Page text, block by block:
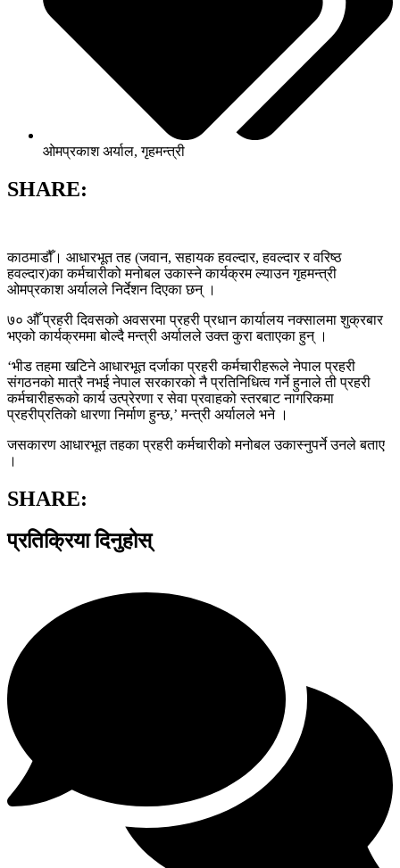
ओमप्रकाश अर्याल,गृहमन्त्री
SHARE:
काठमाडौँ। आधारभूत तह (जवान, सहायक हवल्दार, हवल्दार र वरिष्ठ
हवल्दार)का कर्मचारीको मनोबल उकास्ने कार्यक्रम ल्याउन गृहमन्त्री
ओमप्रकाश अर्यालले निर्देशन दिएका छन् ।
७० औँ प्रहरी दिवसको अवसरमा प्रहरी प्रधान कार्यालय नक्सालमा शुक्रबार
भएको कार्यक्रममा बोल्दै मन्त्री अर्यालले उक्त कुरा बताएका हुन् ।
‘भीड तहमा खटिने आधारभूत दर्जाका प्रहरी कर्मचारीहरूले नेपाल प्रहरी
संगठनको मात्रै नभई नेपाल सरकारको नै प्रतिनिधित्व गर्ने हुनाले ती प्रहरी
कर्मचारीहरूको कार्य उत्प्रेरणा र सेवा प्रवाहको स्तरबाट नागरिकमा
प्रहरीप्रतिको धारणा निर्माण हुन्छ,’ मन्त्री अर्यालले भने ।
जसकारण आधारभूत तहका प्रहरी कर्मचारीको मनोबल उकास्नुपर्ने उनले बताए
।
SHARE:
प्रतिक्रिया दिनुहोस्